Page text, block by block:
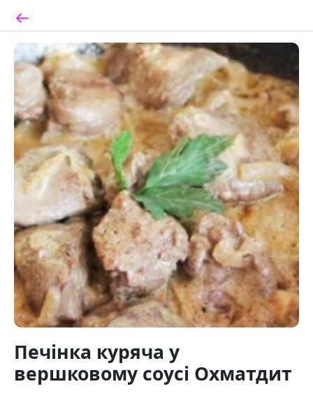
Печінка куряча у
вершковому соусі Охматдит